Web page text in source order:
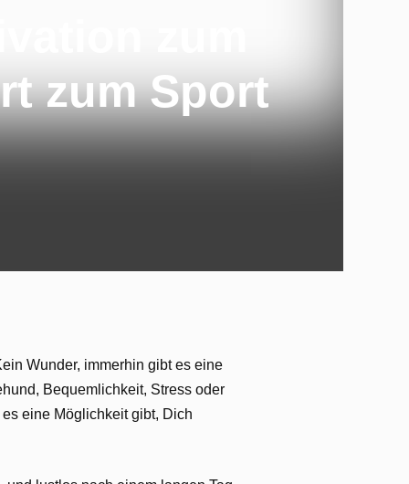
zum Sport
Wunder, immerhin gibt es eine
Bequemlichkeit, Stress oder
eine Möglichkeit gibt, Dich